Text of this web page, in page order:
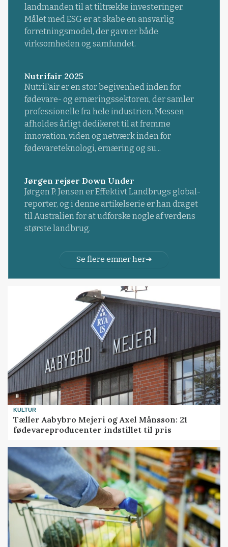
landmanden til at tiltrække investeringer.
Målet med ESG er at skabe en ansvarlig
forretningsmodel, der gavner både
virksomheden og samfundet.
Nutrifair 2025
NutriFair er en stor begivenhed inden for
fødevare- og ernæringssektoren, der samler
professionelle fra hele industrien. Messen
afholdes årligt dedikeret til at fremme
innovation, viden og netværk inden for
fødevareteknologi, ernæring og su...
Jørgen rejser Down Under
Jørgen P. Jensen er Effektivt Landbrugs global-
reporter, og i denne artikelserie er han draget
til Australien for at udforske nogle af verdens
største landbrug.
Se flere emner her
KULTUR
Tæller Aabybro Mejeri og Axel Månsson: 21
fødevareproducenter indstillet til pris